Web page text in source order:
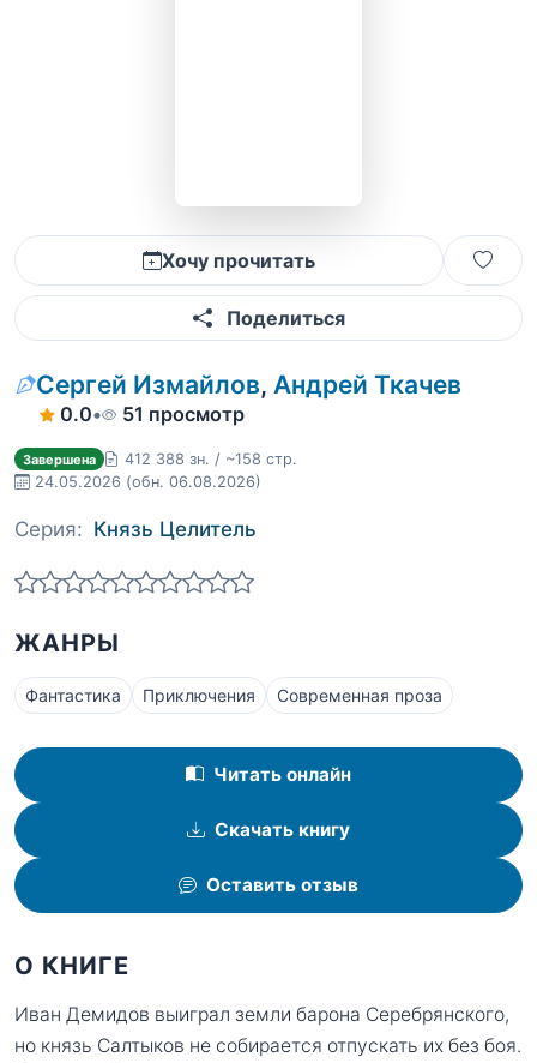
Хочу прочитать
Поделиться
Сергей Измайлов, Андрей Ткачев
0.0• 51 просмотр
Завершена
412 388 зн. / ~158 стр.
24.05.2026 (обн. 06.08.2026)
Серия: Князь Целитель
ЖАНРЫ
Фантастика Приключения Современная проза
Читать онлайн
Скачать книгу
Оставить отзыв
О КНИГЕ
Иван Демидов выиграл земли барона Серебрянского,
но князь Салтыков не собирается отпускать их без боя.